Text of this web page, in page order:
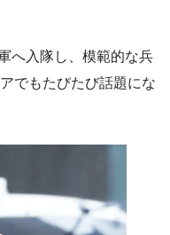
へ入隊し、模範的な兵
でもたびたび話題にな